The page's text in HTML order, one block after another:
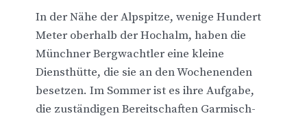
In der Nähe der Alpspitze, wenige Hundert
Meter oberhalb der Hochalm, haben die
Münchner Bergwachtler eine kleine
Diensthütte, die sie an den Wochenenden
besetzen. Im Sommer ist es ihre Aufgabe,
die zuständigen Bereitschaften Garmisch-